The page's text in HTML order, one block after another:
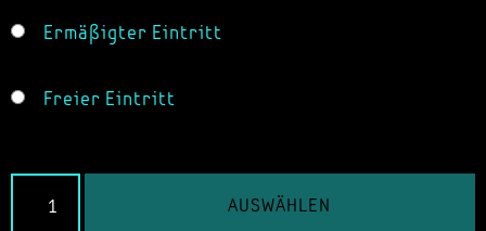
Ermäßigter Eintritt
Freier Eintritt
AUSWÄHLEN